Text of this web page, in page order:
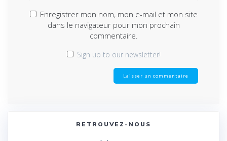
Enregistrer mon nom, mon e-mail et mon site
dans le navigateur pour mon prochain
commentaire.
Sign up to our newsletter!
RETROUVEZ-NOUS